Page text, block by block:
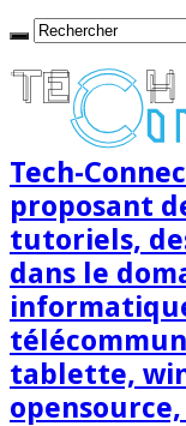
Tech-
proposant
tutoriels,
dans le
tablette,